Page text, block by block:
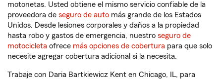
motonetas. Usted obtiene el mismo servicio confiable de la
proveedora de seguro de auto más grande de los Estados
Unidos. Desde lesiones corporales y daños a la propiedad
hasta robo y gastos de emergencia, nuestro seguro de
motocicleta ofrece más opciones de cobertura para que solo
necesite agregar cobertura adicional si la necesita.
Trabaje con Daria Bartkiewicz Kent en Chicago, IL, para